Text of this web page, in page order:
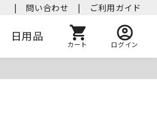
| 問い合わせ | ご利用ガイド
日用品
カート ログイン